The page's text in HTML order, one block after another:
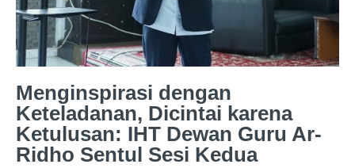
Menginspirasi dengan
Keteladanan, Dicintai karena
Ketulusan: IHT Dewan Guru Ar-
Ridho Sentul Sesi Kedua